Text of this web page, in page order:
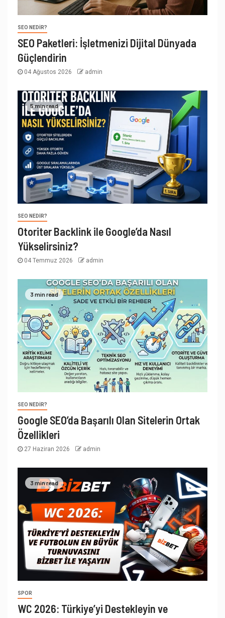
SEO NEDIR?
SEO Paketleri: İşletmenizi Dijital Dünyada
Güçlendirin
04 Ağustos 2026 admin
5 min read
SEO NEDIR?
Otoriter Backlink ile Google’da Nasıl
Yükselirsiniz?
04 Temmuz 2026 admin
3 min read
SEO NEDIR?
Google SEO’da Başarılı Olan Sitelerin Ortak
Özellikleri
27 Haziran 2026 admin
3 min read
SPOR
WC 2026: Türkiye’yi Destekleyin ve